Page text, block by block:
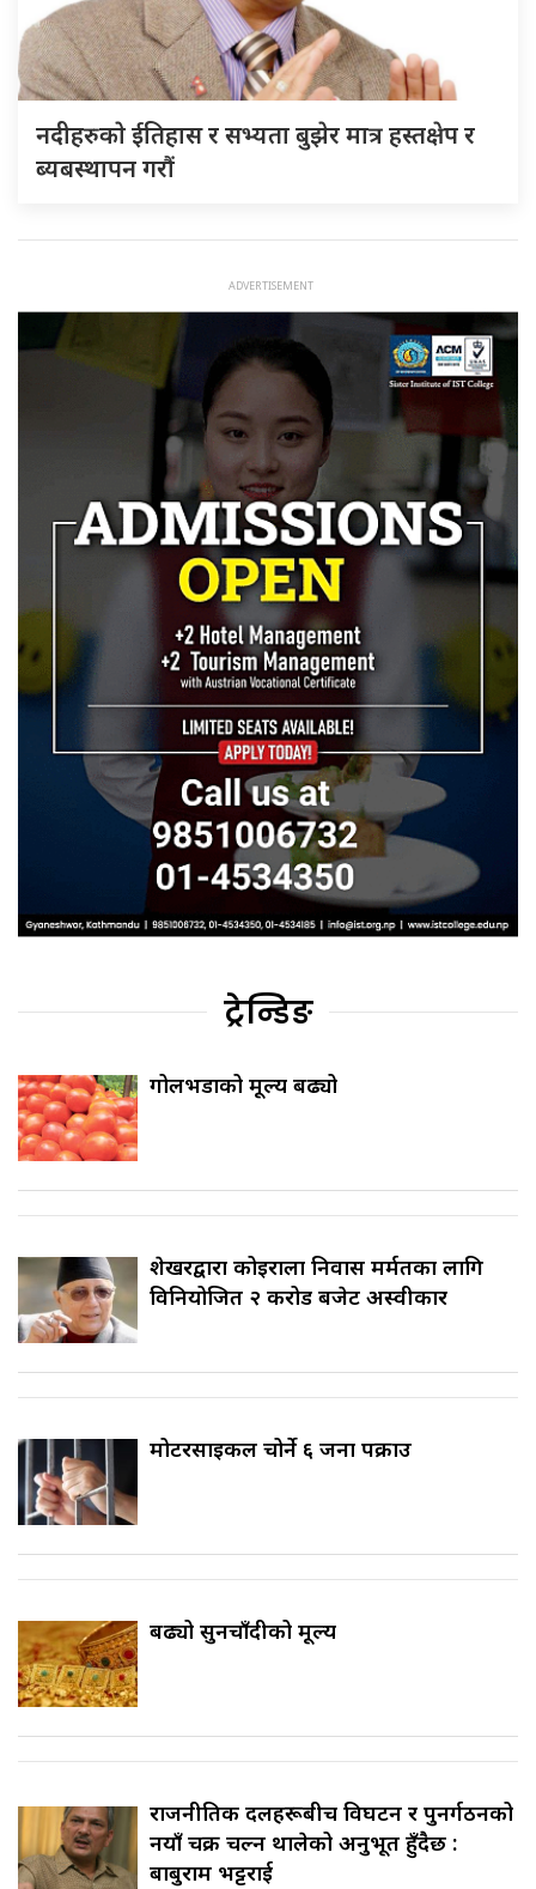
नदीहरुकाे ईतिहास र सभ्यता बुझेर मात्र हस्तक्षेप र
ब्यबस्थापन गराैं
ट्रेन्डिङ
गोलभेँडाको मूल्य बढ्यो
शेखरद्वारा कोइराला निवास मर्मतका लागि
विनियोजित २ करोड बजेट अस्वीकार
मोटरसाइकल चोर्ने ६ जना पक्राउ
बढ्यो सुनचाँदीको मूल्य
राजनीतिक दलहरूबीच विघटन र पुनर्गठनको
नयाँ चक्र चल्न थालेको अनुभूत हुँदैछ :
बाबुराम भट्टराई